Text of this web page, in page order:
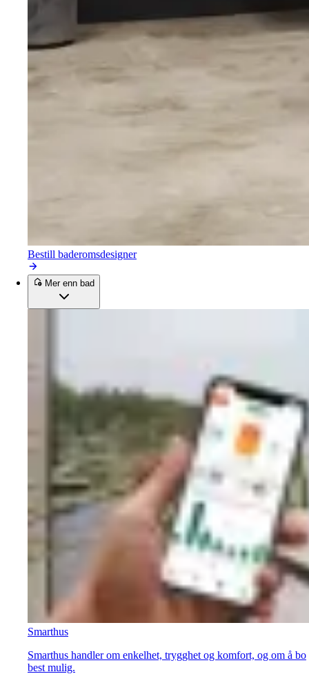
Bestill baderomsdesigner
Mer enn bad
Smarthus
Smarthus handler om enkelhet, trygghet og komfort, og om å bo
best mulig.